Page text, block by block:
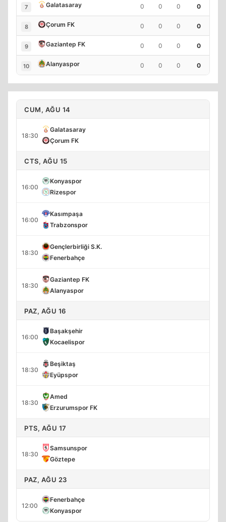
7 Galatasaray 0 0 0 0
8 Çorum FK 0 0 0 0
9 Gaziantep FK 0 0 0 0
10 Alanyaspor 0 0 0 0
CUM, AĞU 14
18:30
Galatasaray
Çorum FK
CTS, AĞU 15
16:00
Konyaspor
Rizespor
16:00
Kasımpaşa
Trabzonspor
18:30
Gençlerbirliği S.K.
Fenerbahçe
18:30
Gaziantep FK
Alanyaspor
PAZ, AĞU 16
16:00
Başakşehir
Kocaelispor
18:30
Beşiktaş
Eyüpspor
18:30
Amed
Erzurumspor FK
PTS, AĞU 17
18:30
Samsunspor
Göztepe
PAZ, AĞU 23
12:00
Fenerbahçe
Konyaspor